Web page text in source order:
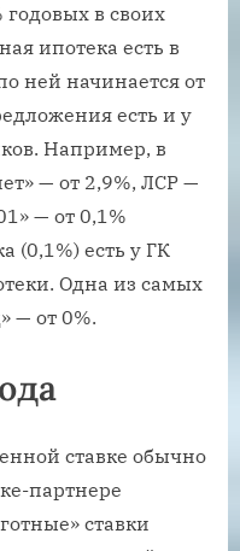
годовых в своих
ипотека есть в
ней начинается от
есть и у
Например, в
— от 2,9%, ЛСР —
— от 0,1%
(0,1%) есть у ГК
Одна из самых
— от 0%.
ставке обычно
партнере
ставки